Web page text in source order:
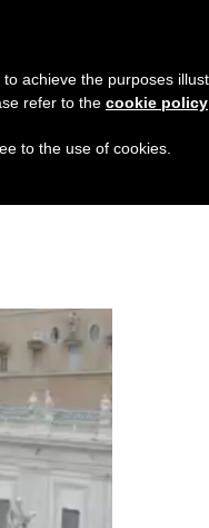
achieve the purposes
refer to the cookie policy
to the use of cookies.